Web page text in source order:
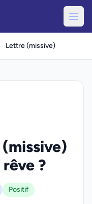
Lettre (missive)
?
Positif